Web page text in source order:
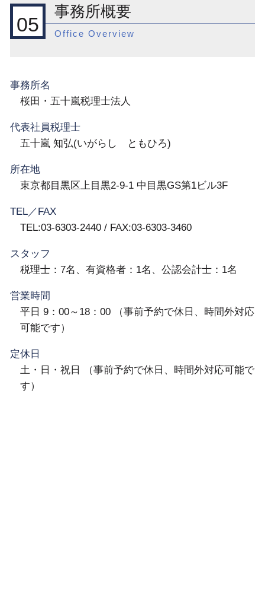
05
事務所概要
Office Overview
事務所名
桜田・五十嵐税理士法人
代表社員税理士
五十嵐 知弘(いがらし ともひろ)
所在地
東京都目黒区上目黒2-9-1 中目黒GS第1ビル3F
TEL／FAX
TEL:03-6303-2440 / FAX:03-6303-3460
スタッフ
税理士：7名、有資格者：1名、公認会計士：1名
営業時間
平日 9：00～18：00 （事前予約で休日、時間外対応
可能です）
定休日
土・日・祝日 （事前予約で休日、時間外対応可能で
す）